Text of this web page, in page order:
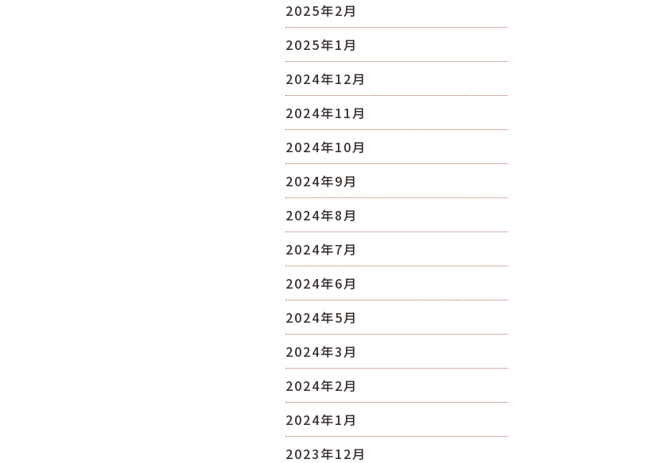
2025年2月
2025年1月
2024年12月
2024年11月
2024年10月
2024年9月
2024年8月
2024年7月
2024年6月
2024年5月
2024年3月
2024年2月
2024年1月
2023年12月